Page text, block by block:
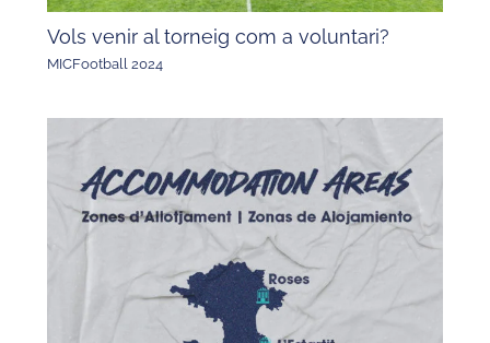
Vols venir al torneig com a voluntari?
MICFootball 2024